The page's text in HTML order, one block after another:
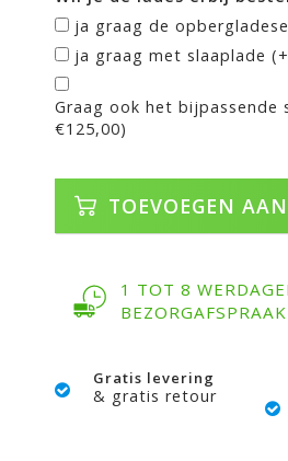
ja graag de
ja graag met slaaplade
Graag ook het bijpassende
€125,00)
TOEVOEGEN
1 TOT 8
BEZORGAFSPRAAK
Gratis levering
& gratis retour